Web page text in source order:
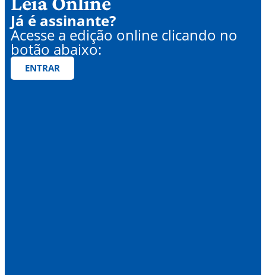
Já é assinante?
Acesse a edição online clicando no
botão abaixo:
ENTRAR